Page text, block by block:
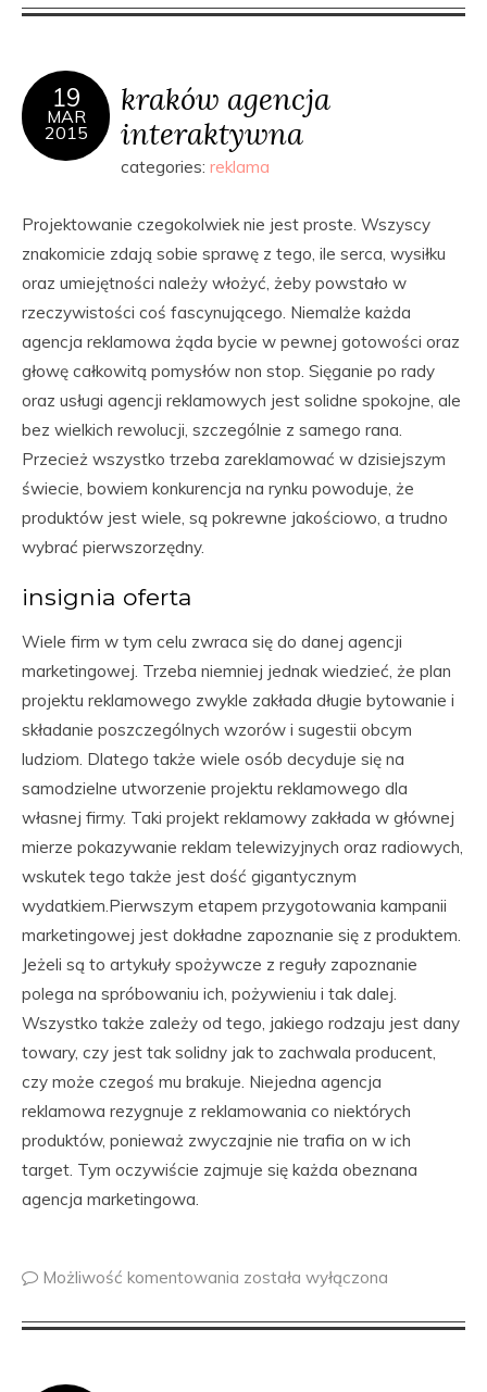
19
MAR
2015
kraków agencja
interaktywna
categories: reklama
Projektowanie czegokolwiek nie jest proste. Wszyscy
znakomicie zdają sobie sprawę z tego, ile serca, wysiłku
oraz umiejętności należy włożyć, żeby powstało w
rzeczywistości coś fascynującego. Niemalże każda
agencja reklamowa żąda bycie w pewnej gotowości oraz
głowę całkowitą pomysłów non stop. Sięganie po rady
oraz usługi agencji reklamowych jest solidne spokojne, ale
bez wielkich rewolucji, szczególnie z samego rana.
Przecież wszystko trzeba zareklamować w dzisiejszym
świecie, bowiem konkurencja na rynku powoduje, że
produktów jest wiele, są pokrewne jakościowo, a trudno
wybrać pierwszorzędny.
insignia oferta
Wiele firm w tym celu zwraca się do danej agencji
marketingowej. Trzeba niemniej jednak wiedzieć, że plan
projektu reklamowego zwykle zakłada długie bytowanie i
składanie poszczególnych wzorów i sugestii obcym
ludziom. Dlatego także wiele osób decyduje się na
samodzielne utworzenie projektu reklamowego dla
własnej firmy. Taki projekt reklamowy zakłada w głównej
mierze pokazywanie reklam telewizyjnych oraz radiowych,
wskutek tego także jest dość gigantycznym
wydatkiem.Pierwszym etapem przygotowania kampanii
marketingowej jest dokładne zapoznanie się z produktem.
Jeżeli są to artykuły spożywcze z reguły zapoznanie
polega na spróbowaniu ich, pożywieniu i tak dalej.
Wszystko także zależy od tego, jakiego rodzaju jest dany
towary, czy jest tak solidny jak to zachwala producent,
czy może czegoś mu brakuje. Niejedna agencja
reklamowa rezygnuje z reklamowania co niektórych
produktów, ponieważ zwyczajnie nie trafia on w ich
target. Tym oczywiście zajmuje się każda obeznana
agencja marketingowa.
Możliwość komentowania została wyłączona